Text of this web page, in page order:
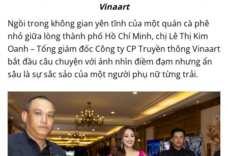
Vinaart
Ngồi trong không gian yên tĩnh của một quán cà phê
nhỏ giữa lòng thành phố Hồ Chí Minh, chị Lê Thị Kim
Oanh – Tổng giám đốc Công ty CP Truyền thông Vinaart
bắt đầu câu chuyện với ánh nhìn điềm đạm nhưng ẩn
sâu là sự sắc sảo của một người phụ nữ từng trải.